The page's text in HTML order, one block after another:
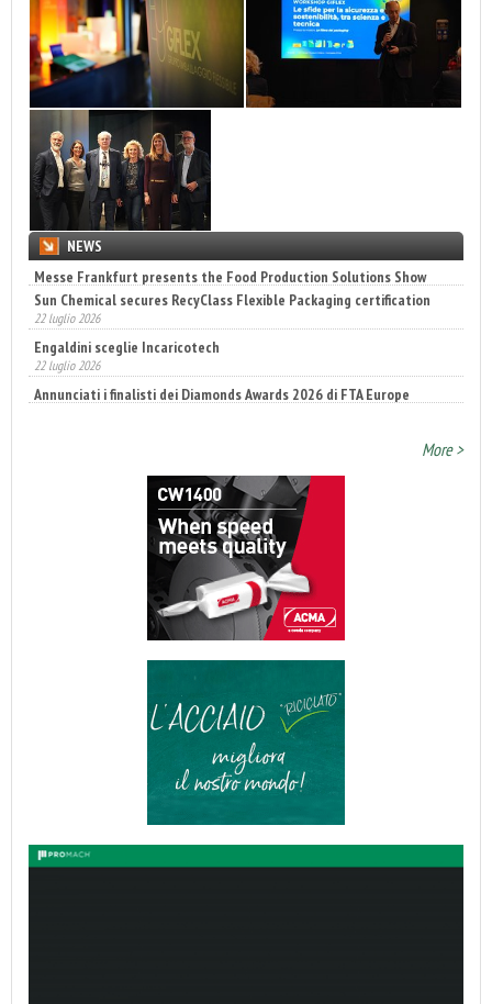
NEWS
Sun Chemical secures RecyClass Flexible Packaging certification
22 luglio 2026
Engaldini sceglie Incaricotech
22 luglio 2026
Annunciati i finalisti dei Diamonds Awards 2026 di FTA Europe
14 luglio 2026
More >